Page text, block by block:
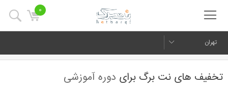
0
تهران
تخفیف های نت برگ برای دوره آموزشی